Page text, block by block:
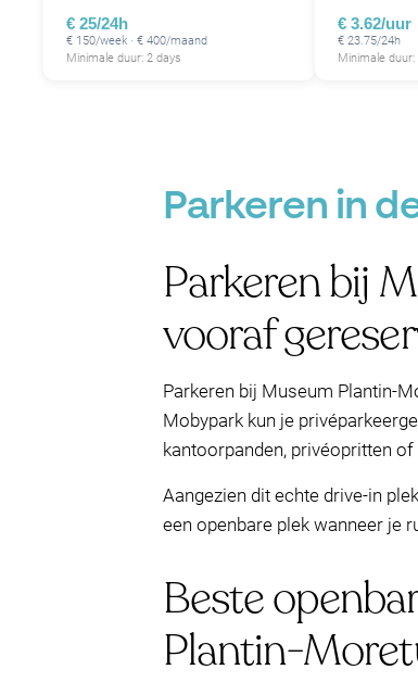
€ 25/24h
€ 150/week · € 400/maand
Minimale duur: 2 days
€ 3.62/uur
€ 23.75/24h
Minimale duur:
Parkeren in
Parkeren bij
vooraf
Parkeren bij Museum Plantin-
Mobypark kun je
kantoorpanden, privéopritten
Aangezien dit echte drive-in
een openbare plek wanneer je
Beste
Plantin-